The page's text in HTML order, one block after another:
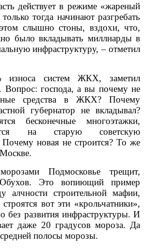
действует в режиме «жареный
тогда начинают разгребать
слышно стоны, вздохи, что,
было вкладывать миллиарды в
инфраструктуру, – отметил
износа систем ЖКХ, заметил
Вопрос: господа, а вы почему не
средства в ЖКХ? Почему
губернатор не вкладывал?
бесконечные многоэтажки,
на старую советскую
Почему новая не строится? То же
Подмосковье трещит,
Это вопиющий пример
алчности строительной мафии,
вот эти «крольчатники»,
без развития инфраструктуры. И
даже 20 градусов мороза. Да
полосы морозы.